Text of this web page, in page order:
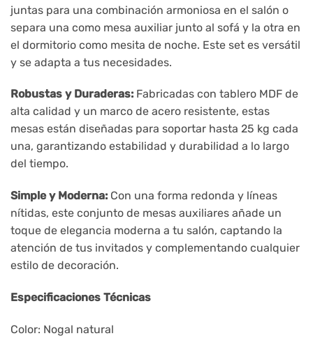
juntas para una combinación armoniosa en el salón o
separa una como mesa auxiliar junto al sofá y la otra en
el dormitorio como mesita de noche. Este set es versátil
y se adapta a tus necesidades.
Robustas y Duraderas: Fabricadas con tablero MDF de
alta calidad y un marco de acero resistente, estas
mesas están diseñadas para soportar hasta 25 kg cada
una, garantizando estabilidad y durabilidad a lo largo
del tiempo.
Simple y Moderna: Con una forma redonda y líneas
nítidas, este conjunto de mesas auxiliares añade un
toque de elegancia moderna a tu salón, captando la
atención de tus invitados y complementando cualquier
estilo de decoración.
Especificaciones Técnicas
Color: Nogal natural